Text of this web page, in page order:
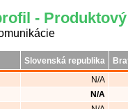
-
Slovenská republika
N/A
N/A